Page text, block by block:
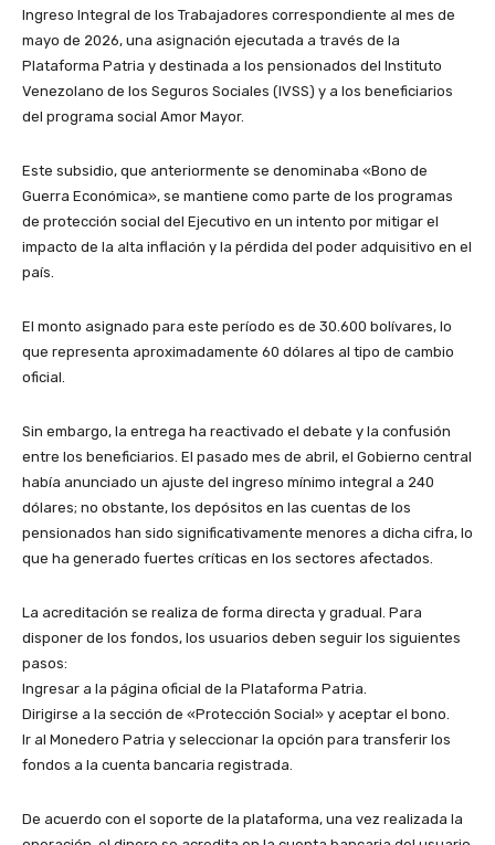
Ingreso Integral de los Trabajadores correspondiente al mes de
mayo de 2026, una asignación ejecutada a través de la
Plataforma Patria y destinada a los pensionados del Instituto
Venezolano de los Seguros Sociales (IVSS) y a los beneficiarios
del programa social Amor Mayor.
​Este subsidio, que anteriormente se denominaba «Bono de
Guerra Económica», se mantiene como parte de los programas
de protección social del Ejecutivo en un intento por mitigar el
impacto de la alta inflación y la pérdida del poder adquisitivo en el
país.
​El monto asignado para este período es de 30.600 bolívares, lo
que representa aproximadamente 60 dólares al tipo de cambio
oficial.
​Sin embargo, la entrega ha reactivado el debate y la confusión
entre los beneficiarios. El pasado mes de abril, el Gobierno central
había anunciado un ajuste del ingreso mínimo integral a 240
dólares; no obstante, los depósitos en las cuentas de los
pensionados han sido significativamente menores a dicha cifra, lo
que ha generado fuertes críticas en los sectores afectados.
​La acreditación se realiza de forma directa y gradual. Para
disponer de los fondos, los usuarios deben seguir los siguientes
pasos:
​Ingresar a la página oficial de la Plataforma Patria.
​Dirigirse a la sección de «Protección Social» y aceptar el bono.
​Ir al Monedero Patria y seleccionar la opción para transferir los
fondos a la cuenta bancaria registrada.
​De acuerdo con el soporte de la plataforma, una vez realizada la